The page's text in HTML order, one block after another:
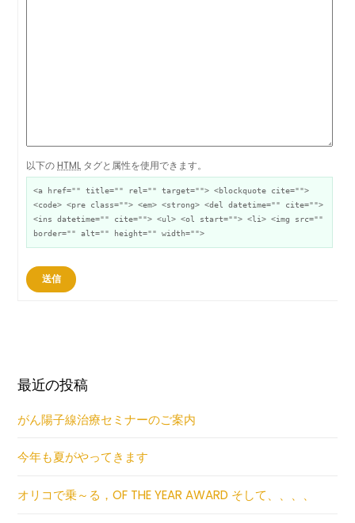
以下の HTML タグと属性を使用できます。
<a href="" title="" rel="" target=""> <blockquote cite="">
<code> <pre class=""> <em> <strong> <del datetime="" cite="">
<ins datetime="" cite=""> <ul> <ol start=""> <li> <img src=""
border="" alt="" height="" width="">
送信
最近の投稿
がん陽子線治療セミナーのご案内
今年も夏がやってきます
オリコで乗～る，OF THE YEAR AWARD そして、、、、